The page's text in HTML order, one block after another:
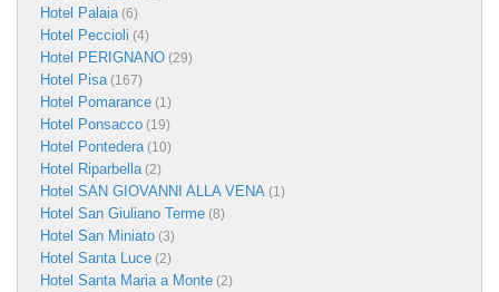
Hotel Palaia(6)
Hotel Peccioli (4)
Hotel PERIGNANO (29)
Hotel Pisa(167)
Hotel Pomarance (1)
Hotel Ponsacco (19)
Hotel Pontedera(10)
Hotel Riparbella(2)
Hotel SAN GIOVANNI ALLA VENA (1)
Hotel San Giuliano Terme (8)
Hotel San Miniato (3)
Hotel Santa Luce (2)
Hotel Santa Maria a Monte (2)